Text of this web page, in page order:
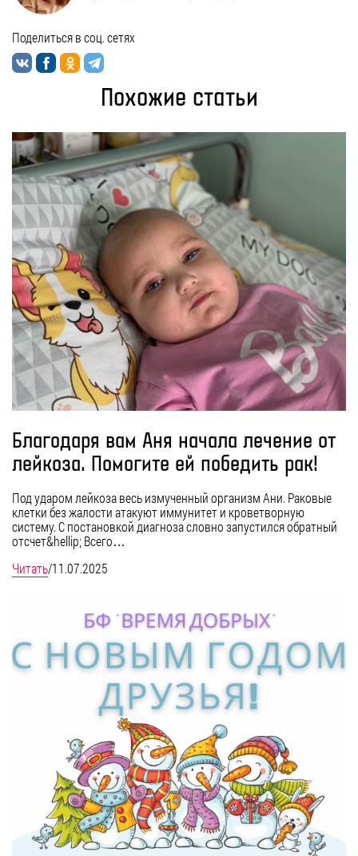
Поделиться в соц. сетях
Похожие статьи
Благодаря вам Аня начала лечение от
лейкоза. Помогите ей победить рак!
Под ударом лейкоза весь измученный организм Ани. Раковые
клетки без жалости атакуют иммунитет и кроветворную
систему. С постановкой диагноза словно запустился обратный
отсчет&hellip; Всего…
Читать/11.07.2025